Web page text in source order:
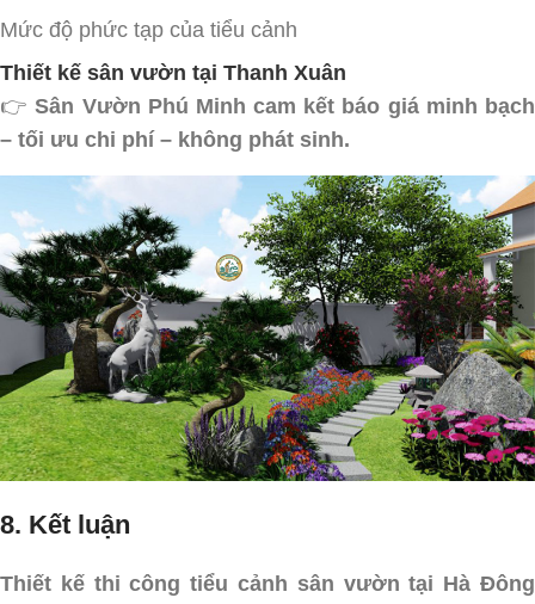
Mức độ phức tạp của tiểu cảnh
Thiết kế sân vườn tại Thanh Xuân
👉Sân Vườn Phú Minh cam kết báo giá minh bạch
– tối ưu chi phí – không phát sinh.
8. Kết luận
Thiết kế thi công tiểu cảnh sân vườn tại Hà Đông